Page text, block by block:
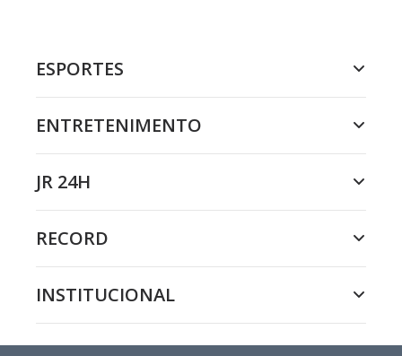
ESPORTES
ENTRETENIMENTO
JR 24H
RECORD
INSTITUCIONAL